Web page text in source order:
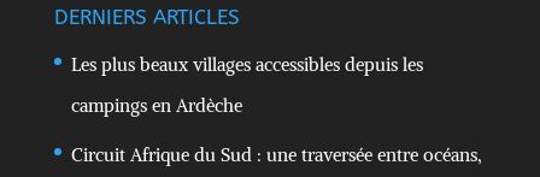
DERNIERS ARTICLES
Les plus beaux villages accessibles depuis les
campings en Ardèche
Circuit Afrique du Sud : une traversée entre océans,